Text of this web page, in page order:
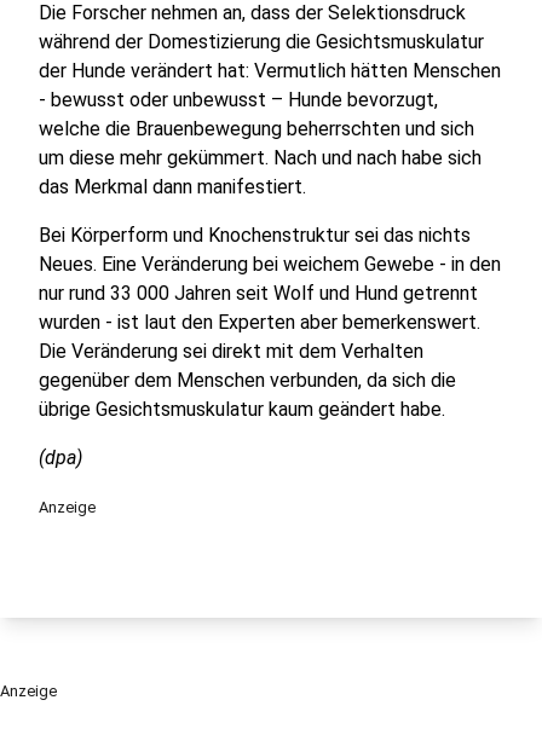
Die Forscher nehmen an, dass der Selektionsdruck
während der Domestizierung die Gesichtsmuskulatur
der Hunde verändert hat: Vermutlich hätten Menschen
- bewusst oder unbewusst – Hunde bevorzugt,
welche die Brauenbewegung beherrschten und sich
um diese mehr gekümmert. Nach und nach habe sich
das Merkmal dann manifestiert.
Bei Körperform und Knochenstruktur sei das nichts
Neues. Eine Veränderung bei weichem Gewebe - in den
nur rund 33 000 Jahren seit Wolf und Hund getrennt
wurden - ist laut den Experten aber bemerkenswert.
Die Veränderung sei direkt mit dem Verhalten
gegenüber dem Menschen verbunden, da sich die
übrige Gesichtsmuskulatur kaum geändert habe.
(dpa)
Anzeige
Anzeige